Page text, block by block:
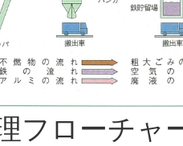
フローチャ